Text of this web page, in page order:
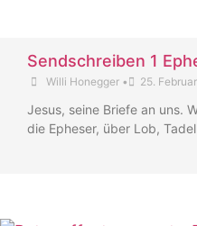
Sendschreiben 1
Willi Honegger • 25.
Jesus, seine Briefe an uns.
die Epheser, über Lob,